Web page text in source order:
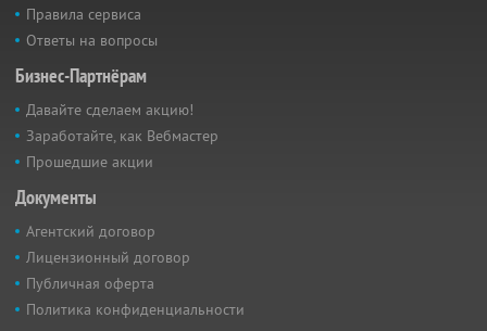
Правила сервиса
Ответы на вопросы
Бизнес-Партнёрам
Давайте сделаем акцию!
Заработайте, как Вебмастер
Прошедшие акции
Документы
Агентский договор
Лицензионный договор
Публичная оферта
Политика конфиденциальности